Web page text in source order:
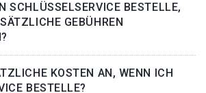
SCHLÜSSELSERVICE BESTELLE,
GEBÜHREN
KOSTEN AN, WENN ICH
BESTELLE?